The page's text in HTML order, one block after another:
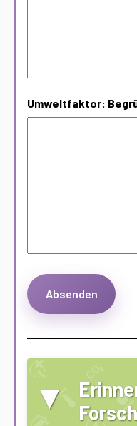
Umweltfaktor:
▾